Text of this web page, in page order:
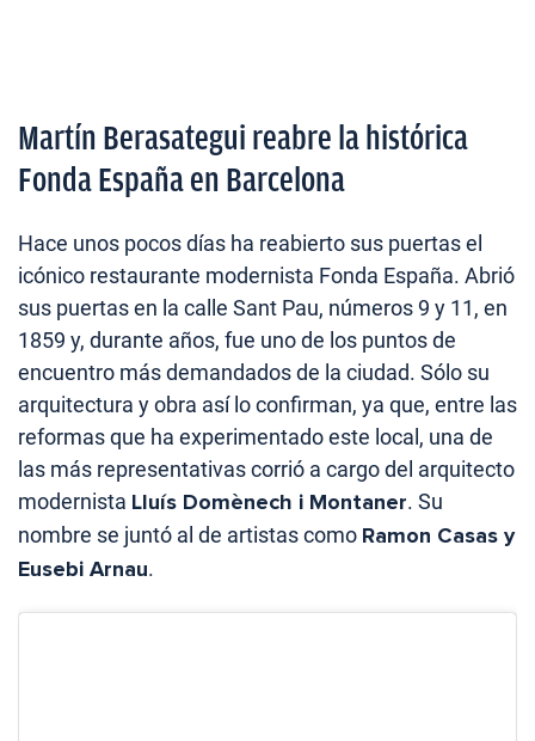
Martín Berasategui reabre la histórica
Fonda España en Barcelona
Hace unos pocos días ha reabierto sus puertas el
icónico restaurante modernista Fonda España. Abrió
sus puertas en la calle Sant Pau, números 9 y 11, en
1859 y, durante años, fue uno de los puntos de
encuentro más demandados de la ciudad. Sólo su
arquitectura y obra así lo confirman, ya que, entre las
reformas que ha experimentado este local, una de
las más representativas corrió a cargo del arquitecto
modernista Lluís Domènech i Montaner. Su
nombre se juntó al de artistas como Ramon Casas y
Eusebi Arnau.